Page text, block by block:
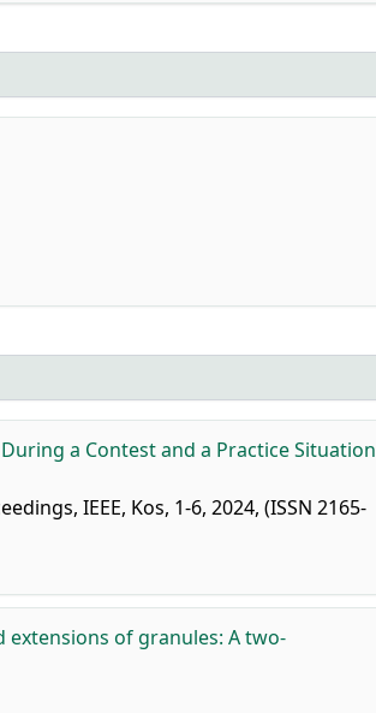
a Contest and a Practice Situation
IEEE, Kos, 1-6, 2024, (ISSN 2165-
extensions of granules: A two-